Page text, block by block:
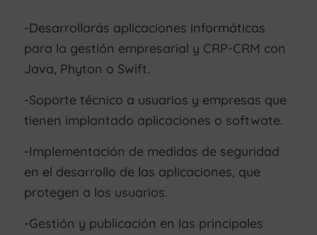
-Desarrollarás aplicaciones informáticas
para la gestión empresarial y CRP-CRM con
Java, Phyton o Swift.
-Soporte técnico a usuarios y empresas que
tienen implantado aplicaciones o softwate.
-Implementación de medidas de seguridad
en el desarrollo de las aplicaciones, que
protegen a los usuarios.
-Gestión y publicación en las principales